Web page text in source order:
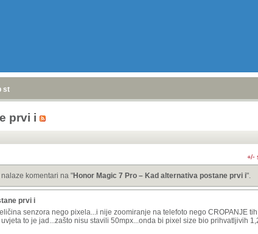
prvi i
+/-
komentari na "Honor Magic 7 Pro – Kad alternativa postane prvi i".
prvi i
senzora nego pixela...i nije zoomiranje na telefoto nego CROPANJE
to je jad...zašto nisu stavili 50mpx...onda bi pixel size bio prihvatljivih